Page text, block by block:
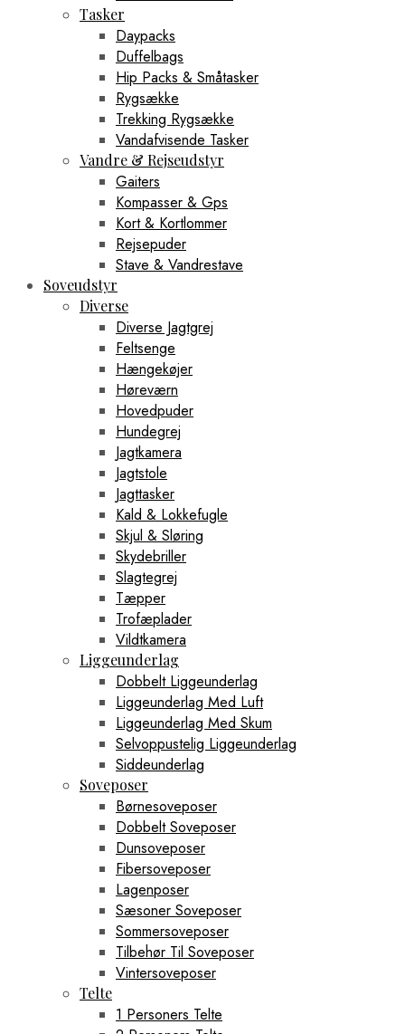
Tasker
Daypacks
Duffelbags
Hip Packs & Småtasker
Rygsække
Trekking Rygsække
Vandafvisende Tasker
Vandre & Rejseudstyr
Gaiters
Kompasser & Gps
Kort & Kortlommer
Rejsepuder
Stave & Vandrestave
Soveudstyr
Diverse
Diverse Jagtgrej
Feltsenge
Hængekøjer
Høreværn
Hovedpuder
Hundegrej
Jagtkamera
Jagtstole
Jagttasker
Kald & Lokkefugle
Skjul & Sløring
Skydebriller
Slagtegrej
Tæpper
Trofæplader
Vildtkamera
Liggeunderlag
Dobbelt Liggeunderlag
Liggeunderlag Med Luft
Liggeunderlag Med Skum
Selvoppustelig Liggeunderlag
Siddeunderlag
Soveposer
Børnesoveposer
Dobbelt Soveposer
Dunsoveposer
Fibersoveposer
Lagenposer
Sæsoner Soveposer
Sommersoveposer
Tilbehør Til Soveposer
Vintersoveposer
Telte
1 Personers Telte